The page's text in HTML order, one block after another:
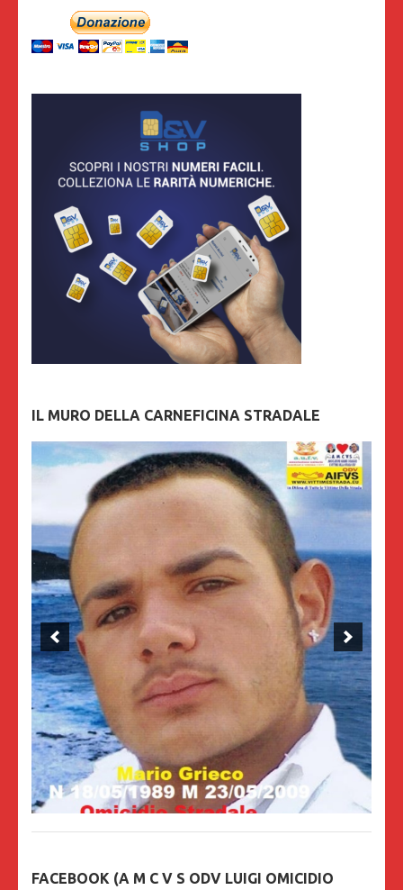
IL MURO DELLA CARNEFICINA STRADALE
FACEBOOK (A M C V S ODV LUIGI OMICIDIO